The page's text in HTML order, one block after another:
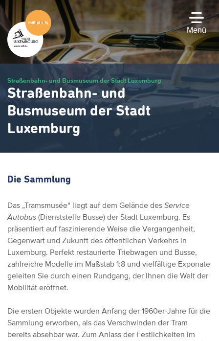
Zum
Hauptinhalt
gehen
Menü
Straßenbahn- und Busmuseum der Stadt Luxemburg
Straßenbahn- und
Busmuseum der Stadt
Luxemburg
Die Sammlung
Das „Tramsmusée“ liegt auf dem Gelände des Service
Autobus (Dienststelle Busse) der Stadt Luxemburg. Es
präsentiert auf faszinierende Weise die Vergangenheit,
Gegenwart und Zukunft des öffentlichen Verkehrs in
Luxemburg. Perfekt restaurierte Triebwagen und Busse,
zahlreiche Modelle im Maßstab 1:8 und vielfältige Exponate
geleiten Sie durch einen Rundgang, der Ihnen die Welt der
Mobilität eröffnet.
Die ersten Objekte wurden Anfang der 1960er-Jahre für die
Sammlung erworben, als das Verschwinden der Tram
bereits absehbar war. Zum Anlass der Festlichkeiten im